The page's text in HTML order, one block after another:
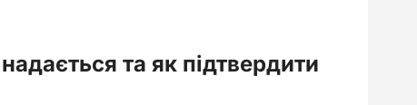
та як підтвердити